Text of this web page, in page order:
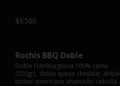
$9.500
Rochis BBQ Doble
Doble Hamburguesa 100% carne
(250gr),  doble queso cheddar, doble
tocino americano ahumado, cebolla